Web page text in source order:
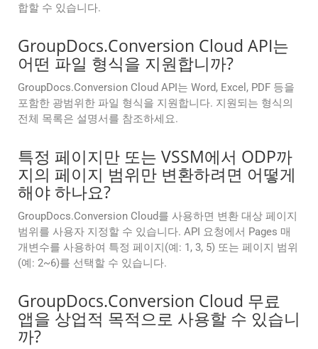
합할 수 있습니다.
GroupDocs.Conversion Cloud API는
어떤 파일 형식을 지원합니까?
GroupDocs.Conversion Cloud API는 Word, Excel, PDF 등을
포함한 광범위한 파일 형식을 지원합니다. 지원되는 형식의
전체 목록은 설명서를 참조하세요.
특정 페이지만 또는 VSSM에서 ODP까
지의 페이지 범위만 변환하려면 어떻게
해야 하나요?
GroupDocs.Conversion Cloud를 사용하면 변환 대상 페이지
범위를 사용자 지정할 수 있습니다. API 요청에서 Pages 매
개변수를 사용하여 특정 페이지(예: 1, 3, 5) 또는 페이지 범위
(예: 2~6)를 선택할 수 있습니다.
GroupDocs.Conversion Cloud 무료
앱을 상업적 목적으로 사용할 수 있습니
까?